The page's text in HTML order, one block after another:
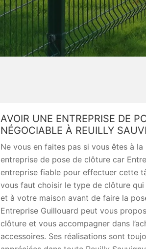
AVOIR UNE ENTREPRISE DE
NÉGOCIABLE À REUILLY
Ne vous en faites pas si vous êtes à la
entreprise de pose de clôture car
entreprise fiable pour effectuer cette
vous faut choisir le type de clôture
et à votre maison avant de faire la
Entreprise Guillouard peut vous
clôture et vous accompagner dans
accessoires. Ses réalisations sont